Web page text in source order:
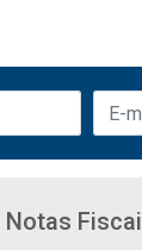
Notas